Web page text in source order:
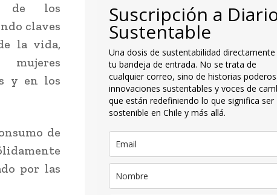
de los
claves
la vida,
mujeres
y en los
de
por las
Suscripción a
Sustentable
Una dosis de sustentabilidad
tu bandeja de entrada. No se trata de
cualquier correo, sino de historias
innovaciones sustentables y voces de
que están redefiniendo lo que significa ser
sostenible en Chile y más allá.